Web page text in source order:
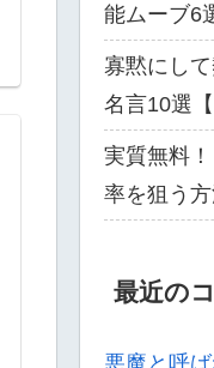
能ムーブ6
寡黙にし
名言10選
実質無料
率を狙う
最近の
悪魔と呼